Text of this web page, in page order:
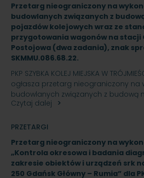
Przetarg nieograniczony na
budowlanych związanych z
pojazdów kolejowych wraz ze
przygotowania wagonów na stacji
Postojowa (dwa zadania), znak
SKMMU.086.68.22.
PKP SZYBKA KOLEJ MIEJSKA W
ogłasza przetarg nieograniczony na
budowlanych związanych z budową
Czytaj dalej
PRZETARGI
Przetarg nieograniczony na
„Kontrola okresowa i badania
zakresie obiektów i urządzeń srk
250 Gdańsk Główny – Rumia” dla